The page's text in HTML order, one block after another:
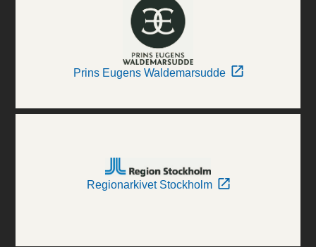
Prins Eugens Waldemarsudde
Regionarkivet Stockholm